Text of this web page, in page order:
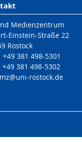
Medienzentrum
Einstein-Straße 22
Rostock
381 498-5301
+49 381 498-5302
@uni-rostock.de